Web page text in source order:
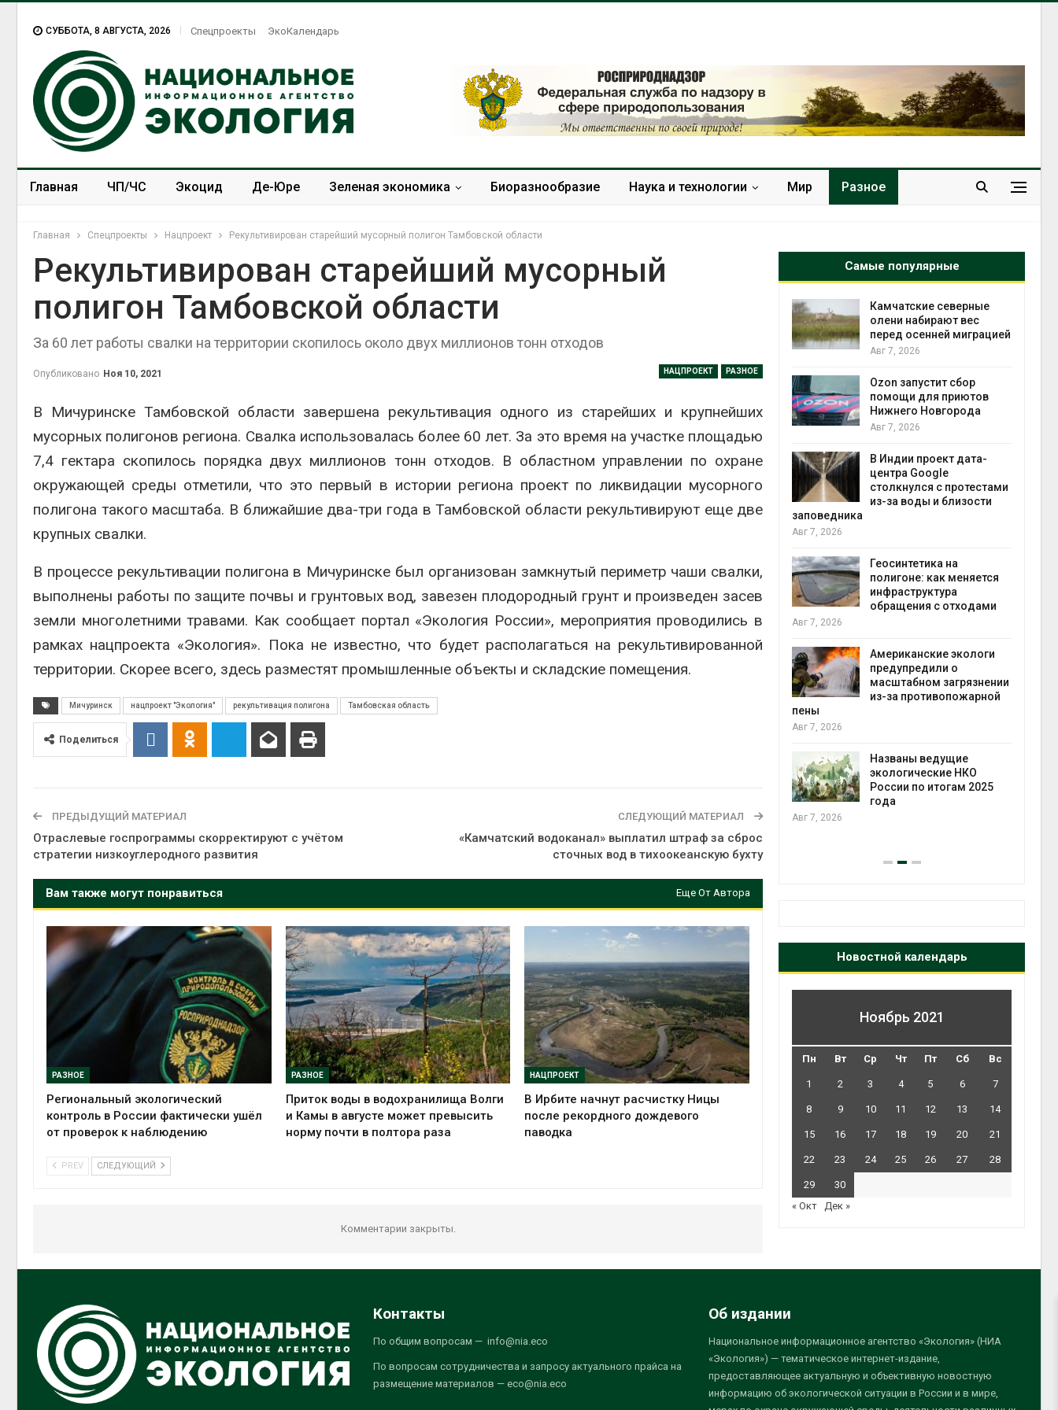
СУББОТА, 8 АВГУСТА, 2026 Спецпроекты ЭкоКалендарь
Главная ЧП/ЧС Экоцид Де-Юре Зеленая экономика Биоразнообразие Наука и технологии Мир Разное
Главная Спецпроекты Нацпроект Рекультивирован старейший мусорный полигон Тамбовской области
Рекультивирован старейший мусорный
полигон Тамбовской области
За 60 лет работы свалки на территории скопилось около двух миллионов тонн отходов
НАЦПРОЕКТ РАЗНОЕ
Опубликовано Ноя 10, 2021
В Мичуринске Тамбовской области завершена рекультивация одного из старейших и крупнейших
мусорных полигонов региона. Свалка использовалась более 60 лет. За это время на участке площадью
7,4 гектара скопилось порядка двух миллионов тонн отходов. В областном управлении по охране
окружающей среды отметили, что это первый в истории региона проект по ликвидации мусорного
полигона такого масштаба. В ближайшие два-три года в Тамбовской области рекультивируют еще две
крупных свалки.
В процессе рекультивации полигона в Мичуринске был организован замкнутый периметр чаши свалки,
выполнены работы по защите почвы и грунтовых вод, завезен плодородный грунт и произведен засев
земли многолетними травами. Как сообщает портал «Экология России», мероприятия проводились в
рамках нацпроекта «Экология». Пока не известно, что будет располагаться на рекультивированной
территории. Скорее всего, здесь разместят промышленные объекты и складские помещения.
Мичуринск нацпроект "Экология" рекультивация полигона Тамбовская область
Поделиться
ПРЕДЫДУЩИЙ МАТЕРИАЛ
Отраслевые госпрограммы скорректируют с учётом
стратегии низкоуглеродного развития
СЛЕДУЮЩИЙ МАТЕРИАЛ
«Камчатский водоканал» выплатил штраф за сброс
сточных вод в тихоокеанскую бухту
Вам также могут понравиться Еще От Автора
РАЗНОЕ
Региональный экологический
контроль в России фактически ушёл
от проверок к наблюдению
РАЗНОЕ
Приток воды в водохранилища Волги
и Камы в августе может превысить
норму почти в полтора раза
НАЦПРОЕКТ
В Ирбите начнут расчистку Ницы
после рекордного дождевого
паводка
PREV СЛЕДУЮЩИЙ
Комментарии закрыты.
Самые популярные
Тайфун, засуха и пожары:
сразу несколько
экстремальными
Солнечные панели над
одновременно
вырабатывать энергию и
экономить воду
Авг 7, 2026
Дождевая вода с крыш
Минприроды
потребовало ускорить
строительство мусорных
контейнерных площадок
Авг 7, 2026
Панамский канал вновь
ограничивает загрузку
Авг 6, 2026
экологический контроль
ушёл от проверок к
Авг 8, 2026
развитие солнечной
Приток воды в
водохранилища Волги и
Камы в августе может
полтора раза
Авг 7, 2026
кондиционера и почти
Авг 7, 2026
Камчатские северные
олени набирают вес
перед осенней миграцией
Авг 7, 2026
Ozon запустит сбор
помощи для приютов
Нижнего Новгорода
Авг 7, 2026
В Индии проект дата-
центра Google
столкнулся с протестами
из-за воды и близости
заповедника
Авг 7, 2026
Геосинтетика на
полигоне: как меняется
инфраструктура
обращения с отходами
Авг 7, 2026
Американские экологи
предупредили о
масштабном загрязнении
из-за противопожарной
пены
Авг 7, 2026
Названы ведущие
экологические НКО
России по итогам 2025
года
Авг 7, 2026
Новостной календарь
Ноябрь 2021
Пн Вт Ср Чт Пт Сб Вс
1 2 3 4 5 6 7
8 9 10 11 12 13 14
15 16 17 18 19 20 21
22 23 24 25 26 27 28
29
30
« Окт
Дек »
Контакты
По общим вопросам — info@nia.eco
По вопросам сотрудничества и запросу актуального прайса на
размещение материалов — eco@nia.eco
Об издании
Национальное информационное агентство «Экология» (НИА
«Экология») — тематическое интернет-издание,
предоставляющее актуальную и объективную новостную
информацию об экологической ситуации в России и в мире,